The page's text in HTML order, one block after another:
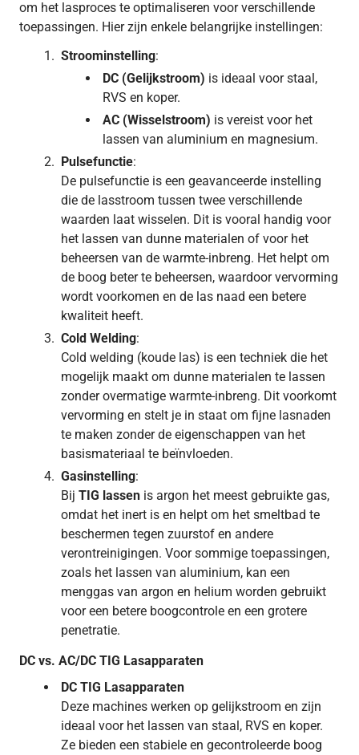
om het lasproces te optimaliseren voor verschillende
toepassingen. Hier zijn enkele belangrijke instellingen:
Stroominstelling:
DC (Gelijkstroom) is ideaal voor staal,
RVS en koper.
AC (Wisselstroom) is vereist voor het
lassen van aluminium en magnesium.
Pulsefunctie:
De pulsefunctie is een geavanceerde instelling
die de lasstroom tussen twee verschillende
waarden laat wisselen. Dit is vooral handig voor
het lassen van dunne materialen of voor het
beheersen van de warmte-inbreng. Het helpt om
de boog beter te beheersen, waardoor vervorming
wordt voorkomen en de las naad een betere
kwaliteit heeft.
Cold Welding:
Cold welding (koude las) is een techniek die het
mogelijk maakt om dunne materialen te lassen
zonder overmatige warmte-inbreng. Dit voorkomt
vervorming en stelt je in staat om fijne lasnaden
te maken zonder de eigenschappen van het
basismateriaal te beïnvloeden.
Gasinstelling:
Bij TIG lassen is argon het meest gebruikte gas,
omdat het inert is en helpt om het smeltbad te
beschermen tegen zuurstof en andere
verontreinigingen. Voor sommige toepassingen,
zoals het lassen van aluminium, kan een
menggas van argon en helium worden gebruikt
voor een betere boogcontrole en een grotere
penetratie.
DC vs. AC/DC TIG Lasapparaten
DC TIG Lasapparaten
Deze machines werken op gelijkstroom en zijn
ideaal voor het lassen van staal, RVS en koper.
Ze bieden een stabiele en gecontroleerde boog